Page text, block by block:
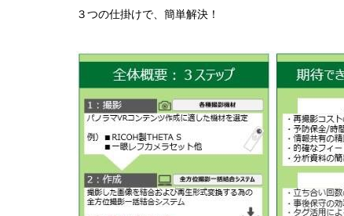
３つの仕掛けで、簡単解決！